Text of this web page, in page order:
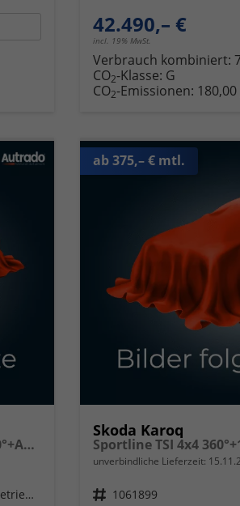
42.490,– €
incl. 19% MwSt.
Verbrauch kombiniert:
CO2-Klasse: G
CO2-Emissionen:
Sportline TSI 4x4 360°+19 Zoll+Navi+AHK+360°+ACC+Frontscheibe beheizbar+Travel Assist
Doppelkupplungsgetriebe (DSG)
ab 375,– € mtl.
Skoda Karoq
unverbindliche Lieferzeit:
Fahrzeugnr. 1061899